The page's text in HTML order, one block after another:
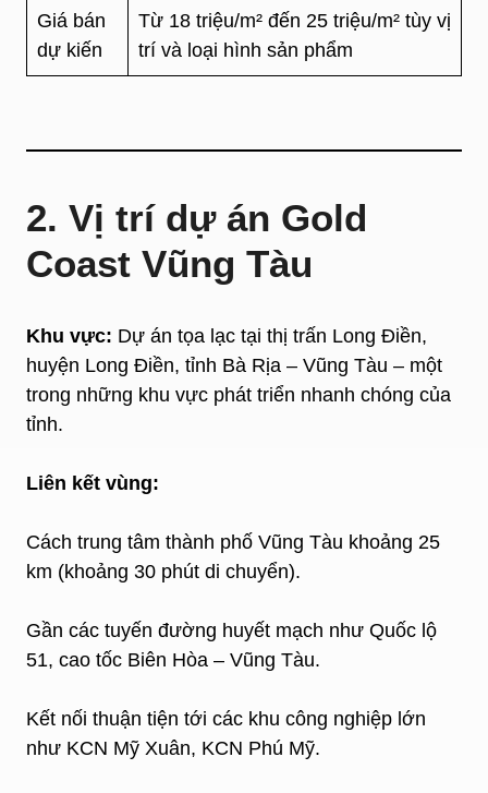
Giá bán
dự kiến
Từ 18 triệu/m² đến 25 triệu/m² tùy vị
trí và loại hình sản phẩm
2. Vị trí dự án Gold
Coast Vũng Tàu
Khu vực: Dự án tọa lạc tại thị trấn Long Điền,
huyện Long Điền, tỉnh Bà Rịa – Vũng Tàu – một
trong những khu vực phát triển nhanh chóng của
tỉnh.
Liên kết vùng:
Cách trung tâm thành phố Vũng Tàu khoảng 25
km (khoảng 30 phút di chuyển).
Gần các tuyến đường huyết mạch như Quốc lộ
51, cao tốc Biên Hòa – Vũng Tàu.
Kết nối thuận tiện tới các khu công nghiệp lớn
như KCN Mỹ Xuân, KCN Phú Mỹ.